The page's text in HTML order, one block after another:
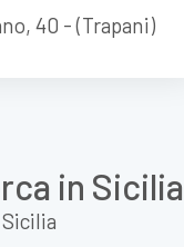
40 - (Trapani)
in Sicilia